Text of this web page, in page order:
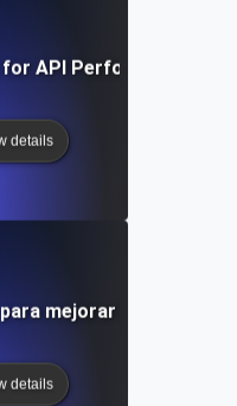
API Performance
details
mejorar la
details